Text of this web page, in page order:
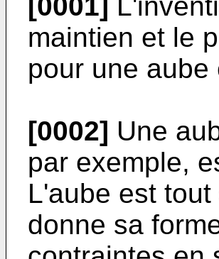
maintien et le
pour une
[0002] Une
par exemple,
L'aube est
donne sa